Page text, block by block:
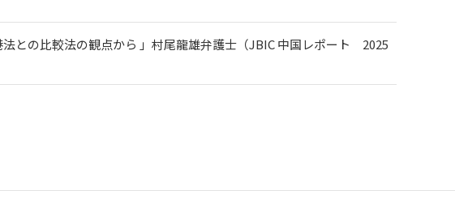
との比較法の観点から 」村尾龍雄弁護士（JBIC 中国レポート 2025